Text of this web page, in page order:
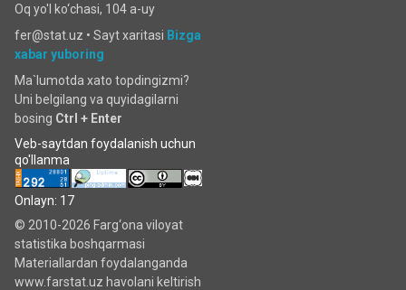
Oq yo'l ko‘chаsi, 104 a-uy
fer@stat.uz • Sayt xaritasi Bizga
xabar yuboring
Ma`lumotda xato topdingizmi?
Uni belgilang va quyidagilarni
bosing Ctrl + Enter
Veb-saytdan foydalanish uchun
qo'llanma
Onlayn: 17
© 2010-2026 Farg‘ona viloyat
statistika boshqarmasi
Materiallardan foydalanganda
www.farstat.uz havolani keltirish